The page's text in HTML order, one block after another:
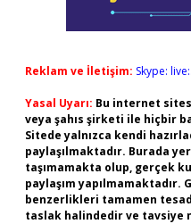
Reklam ve İletişim: Skype:
Yasal Uyarı: Bu internet
veya şahıs şirketi ile hiçbir
Sitede yalnızca kendi
paylaşılmaktadır. Burada
taşımamakta olup, gerçek
paylaşım
benzerlikleri tamamen
taslak halindedir ve tavsiye